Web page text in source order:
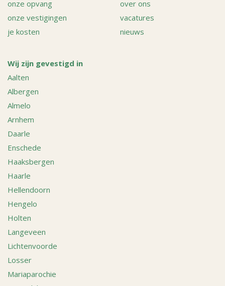
onze opvang
onze vestigingen
je kosten
over ons
vacatures
nieuws
Wij zijn gevestigd in
Aalten
Albergen
Almelo
Arnhem
Daarle
Enschede
Haaksbergen
Haarle
Hellendoorn
Hengelo
Holten
Langeveen
Lichtenvoorde
Losser
Mariaparochie